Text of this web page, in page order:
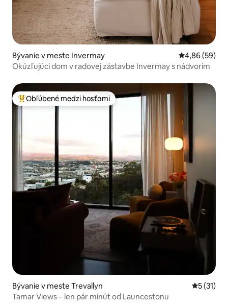
Bývanie v meste Invermay Priemerné
4,86 (59)
Okúzľujúci dom v radovej zástavbe Invermay s nádvorím
Najobľúbenejšie medzi hosťami
Obľúbené medzi hosťami
Bývanie v meste Trevallyn
5 (31)
Tamar Views – len pár minút od Launcestonu